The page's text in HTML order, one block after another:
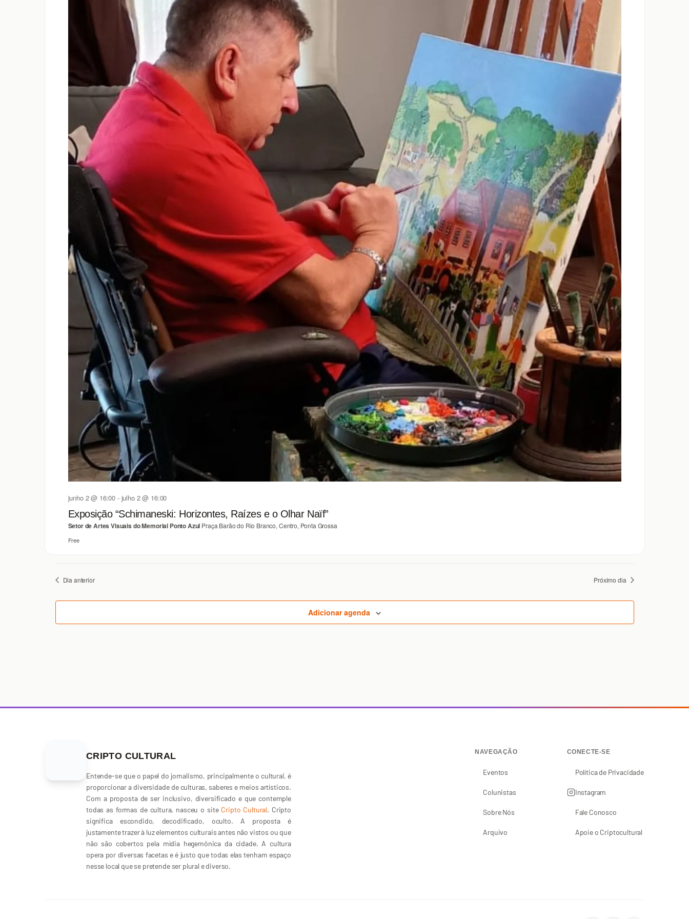
junho 2 @ 16:00 - julho 2 @ 16:00
Exposição “Schimaneski: Horizontes, Raízes e o Olhar Naïf”
Setor de Artes Visuais do Memorial Ponto Azul Praça Barão do Rio Branco, Centro, Ponta Grossa
Free
Dia anterior Próximo dia
Adicionar agenda
CRIPTO CULTURAL
Entende-se que o papel do jornalismo, principalmente o cultural, é
proporcionar a diversidade de culturas, saberes e meios artísticos.
Com a proposta de ser inclusivo, diversificado e que contemple
todas as formas de cultura, nasceu o site Cripto Cultural. Cripto
significa escondido, decodificado, oculto. A proposta é
justamente trazer à luz elementos culturais antes não vistos ou que
não são cobertos pela mídia hegemônica da cidade. A cultura
opera por diversas facetas e é justo que todas elas tenham espaço
nesse local que se pretende ser plural e diverso.
NAVEGAÇÃO
Eventos
Colunistas
Sobre Nós
Arquivo
CONECTE-SE
Política de Privacidade
Instagram
Fale Conosco
Apoie o Criptocultural